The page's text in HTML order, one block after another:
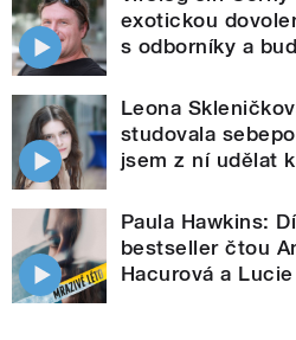
exotickou
s odborníky a
Leona
studovala
jsem z ní udělat
Paula Hawkins:
bestseller čtou
Hacurová a